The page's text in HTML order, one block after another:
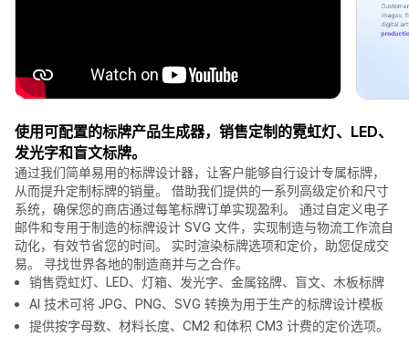
使用可配置的标牌产品生成器，销售定制的霓虹灯、LED、
发光字和盲文标牌。
通过我们简单易用的标牌设计器，让客户能够自行设计专属标牌，
从而提升定制标牌的销量。 借助我们提供的一系列高级定价和尺寸
系统，确保您的商店通过每笔标牌订单实现盈利。 通过自定义电子
邮件和专用于制造的标牌设计 SVG 文件，实现制造与物流工作流自
动化，有效节省您的时间。 实时渲染标牌选项和定价，助您促成交
易。 寻找世界各地的制造商并与之合作。
销售霓虹灯、LED、灯箱、发光字、金属铭牌、盲文、木板标牌
AI 技术可将 JPG、PNG、SVG 转换为用于生产的标牌设计模板
提供按字母数、材料长度、CM2 和体积 CM3 计费的定价选项。